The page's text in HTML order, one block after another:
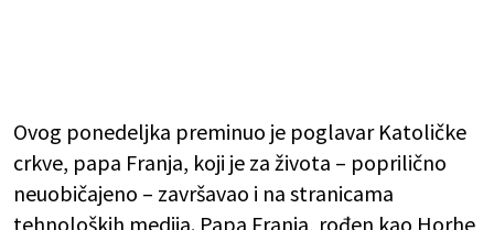
Ovog ponedeljka preminuo je poglavar Katoličke
crkve, papa Franja, koji je za života – poprilično
neuobičajeno – završavao i na stranicama
tehnoloških medija. Papa Franja, rođen kao Horhe